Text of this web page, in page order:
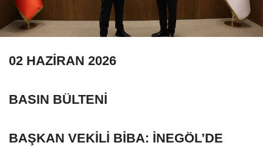
02 HAZİRAN 2026
BASIN BÜLTENİ
BAŞKAN VEKİLİ BİBA: İNEGÖL’DE